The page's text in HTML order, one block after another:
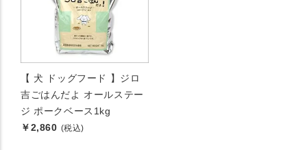
【 犬 ドッグフード 】ジロ
吉ごはんだよ オールステー
ジ ポークベース1kg
￥2,860 (税込)